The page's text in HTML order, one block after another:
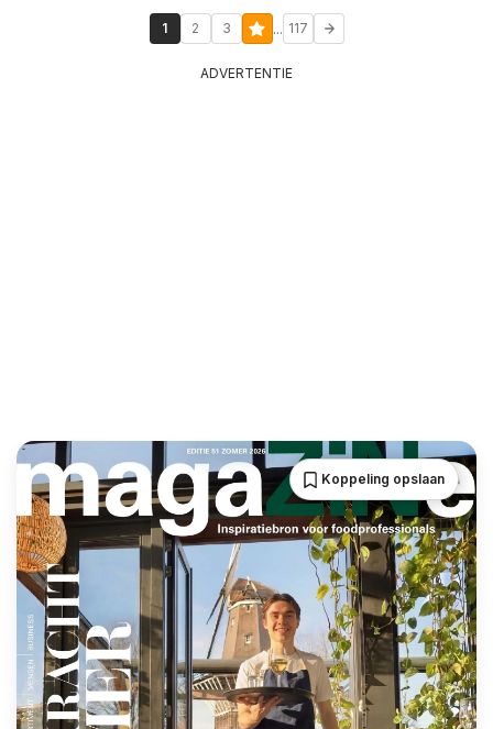
1 2 3 ... 117
ADVERTENTIE
Koppeling opslaan